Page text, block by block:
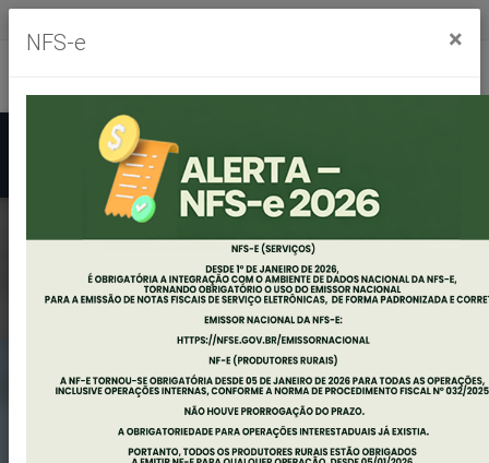
EDITAL DE
AUDIÊNCIA PÚBLICA
AVALIAÇÃO DAS
METAS FISCAIS
NFS-e ×